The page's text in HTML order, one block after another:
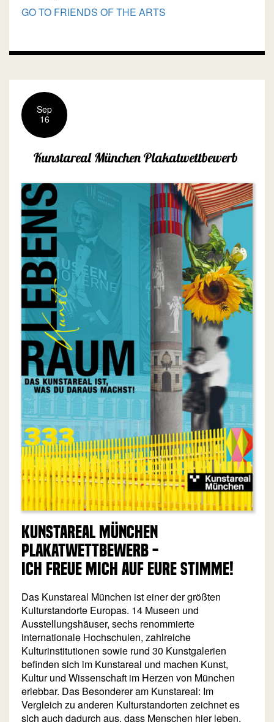
GO TO FRIENDS OF THE ARTS
Sep
16
Kunstareal München Plakatwettbewerb
Kunstareal München
Plakatwettbewerb -
ich freue mich auf eure Stimme!
Das Kunstareal München ist einer der größten
Kulturstandorte Europas. 14 Museen und
Ausstellungshäuser, sechs renommierte
internationale Hochschulen, zahlreiche
Kulturinstitutionen sowie rund 30 Kunstgalerien
befinden sich im Kunstareal und machen Kunst,
Kultur und Wissenschaft im Herzen von München
erlebbar. Das Besonderer am Kunstareal: Im
Vergleich zu anderen Kulturstandorten zeichnet es
sich auch dadurch aus, dass Menschen hier leben,